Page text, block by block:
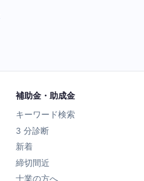
補助金・助成金
キーワード検索
3 分診断
新着
締切間近
士業の方へ